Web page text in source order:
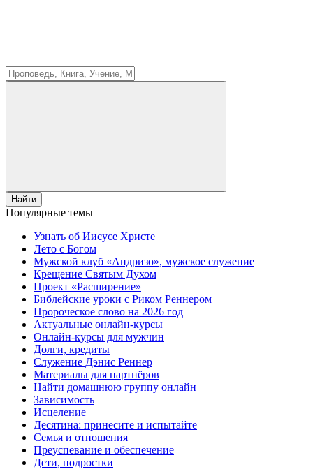
Найти
Популярные темы
Узнать об Иисусе Христе
Лето с Богом
Мужской клуб «Андризо», мужское служение
Крещение Святым Духом
Проект «Расширение»
Библейские уроки с Риком Реннером
Пророческое слово на 2026 год
Актуальные онлайн-курсы
Онлайн-курсы для мужчин
Долги, кредиты
Служение Дэнис Реннер
Материалы для партнёров
Найти домашнюю группу онлайн
Зависимость
Исцеление
Десятина: принесите и испытайте
Семья и отношения
Преуспевание и обеспечение
Дети, подростки